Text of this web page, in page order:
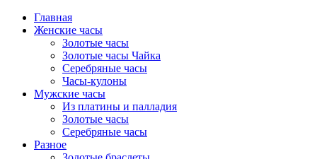
Главная
Женские часы
Золотые часы
Золотые часы Чайка
Серебряные часы
Часы-кулоны
Мужские часы
Из платины и палладия
Золотые часы
Серебряные часы
Разное